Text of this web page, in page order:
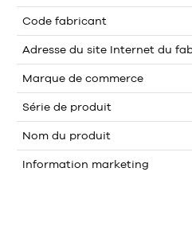
Code fabricant
Adresse du site Internet du
Marque de commerce
Série de produit
Nom du produit
Information marketing